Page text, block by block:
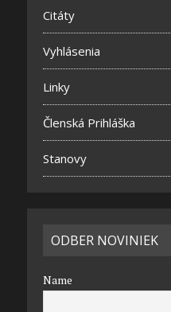
Citáty
Vyhlásenia
Linky
Členská Prihláška
Stanovy
ODBER NOVINIEK
Name